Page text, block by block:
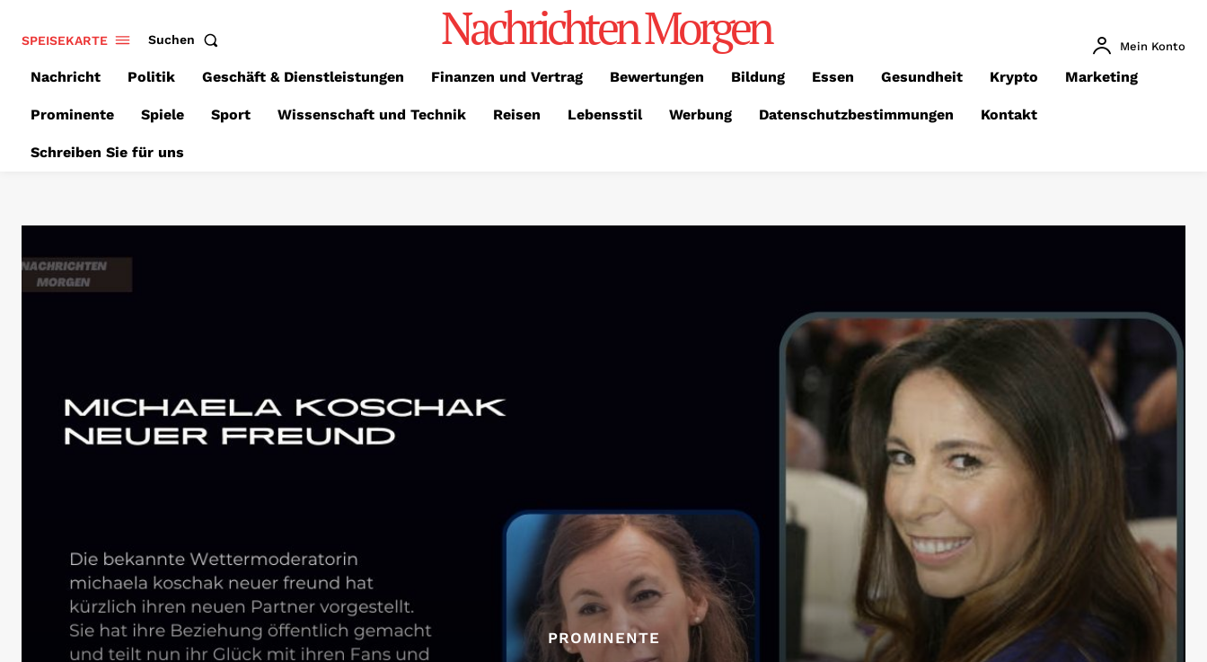
SPEISEKARTE Suchen Nachrichten Morgen Mein Konto
Nachricht Politik Geschäft & Dienstleistungen Finanzen und Vertrag Bewertungen Bildung Essen Gesundheit Krypto Marketing
Prominente Spiele Sport Wissenschaft und Technik Reisen Lebensstil Werbung Datenschutzbestimmungen Kontakt
Schreiben Sie für uns
PROMINENTE